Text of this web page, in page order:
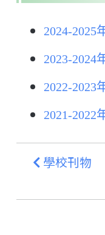
2024-2025
2023-2024
2022-2023
2021-2022
學校刊物